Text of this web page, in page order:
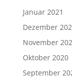
Januar 2021
Dezember
November
Oktober 2020
September